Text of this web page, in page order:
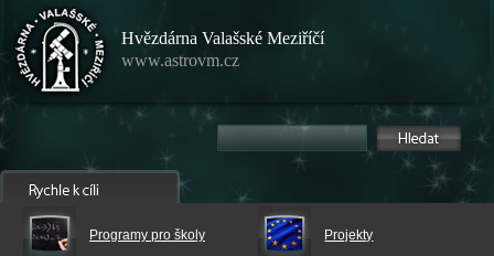
Hvězdárna Valašské Meziříčí
www.astrovm.cz
Programy pro školy Projekty